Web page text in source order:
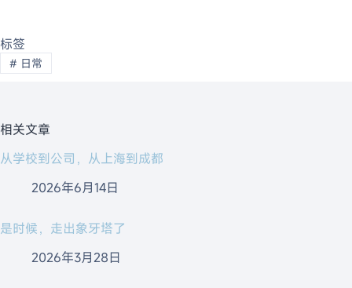
标签
# 日常
相关文章
从学校到公司，从上海到成都
2026年6月14日
是时候，走出象牙塔了
2026年3月28日